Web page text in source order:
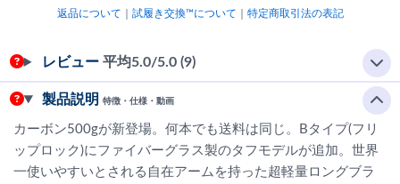
返品について 試履き交換™について 特定商取引法の表記
レビュー 平均5.0/5.0 (9)
製品説明 特徴・仕様・動画
カーボン500gが新登場。何本でも送料は同じ。Bタイプ(フリ
ップロック)にファイバーグラス製のタフモデルが追加。世界
一使いやすいとされる自在アームを持った超軽量ロングブラ